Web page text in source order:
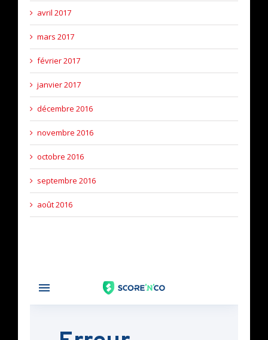
avril 2017
mars 2017
février 2017
janvier 2017
décembre 2016
novembre 2016
octobre 2016
septembre 2016
août 2016